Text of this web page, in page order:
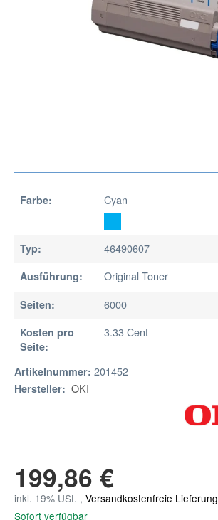
Farbe: Cyan
Typ: 46490607
Ausführung: Original Toner
Seiten: 6000
Kosten pro
Seite:
3.33 Cent
Artikelnummer: 201452
Hersteller: OKI
199,86 €
inkl. 19% USt. , Versandkostenfreie Lieferung
Sofort verfügbar